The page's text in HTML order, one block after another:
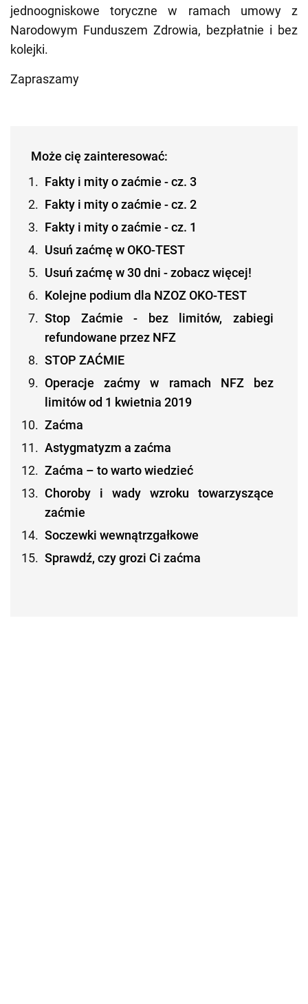
jednoogniskowe toryczne w ramach umowy z
Narodowym Funduszem Zdrowia, bezpłatnie i bez
kolejki.
Zapraszamy
Może cię zainteresować:
Fakty i mity o zaćmie - cz. 3
Fakty i mity o zaćmie - cz. 2
Fakty i mity o zaćmie - cz. 1
Usuń zaćmę w OKO-TEST
Usuń zaćmę w 30 dni - zobacz więcej!
Kolejne podium dla NZOZ OKO-TEST
Stop Zaćmie - bez limitów, zabiegi
refundowane przez NFZ
STOP ZAĆMIE
Operacje zaćmy w ramach NFZ bez
limitów od 1 kwietnia 2019
Zaćma
Astygmatyzm a zaćma
Zaćma – to warto wiedzieć
Choroby i wady wzroku towarzyszące
zaćmie
Soczewki wewnątrzgałkowe
Sprawdź, czy grozi Ci zaćma